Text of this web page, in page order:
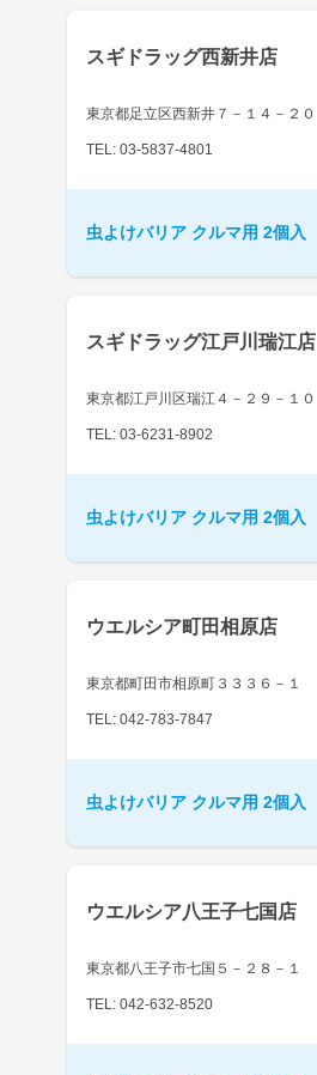
スギドラッグ西新井店
東京都足立区西新井７－１４－２０
TEL: 03-5837-4801
虫よけバリア クルマ用 2個入
スギドラッグ江戸川瑞江店
東京都江戸川区瑞江４－２９－１０
TEL: 03-6231-8902
虫よけバリア クルマ用 2個入
ウエルシア町田相原店
東京都町田市相原町３３３６－１
TEL: 042-783-7847
虫よけバリア クルマ用 2個入
ウエルシア八王子七国店
東京都八王子市七国５－２８－１
TEL: 042-632-8520